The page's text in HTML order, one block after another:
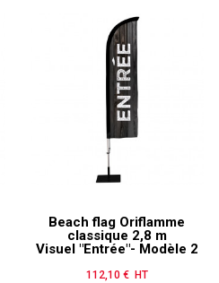
Beach flag Oriflamme
classique 2,8 m
Visuel "Entrée"- Modèle 2
Prix
112,10 € HT